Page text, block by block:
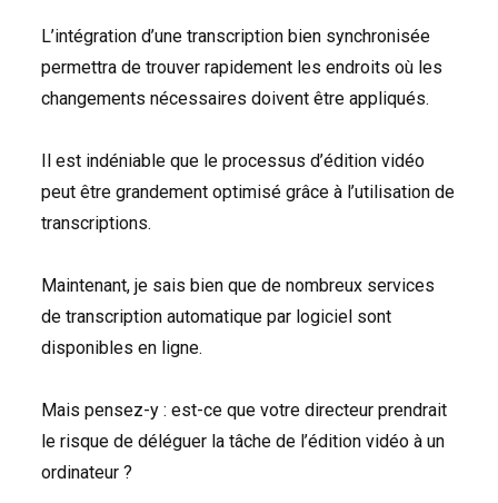
L’intégration d’une transcription bien synchronisée
permettra de trouver rapidement les endroits où les
changements nécessaires doivent être appliqués.
Il est indéniable que le processus d’édition vidéo
peut être grandement optimisé grâce à l’utilisation de
transcriptions.
Maintenant, je sais bien que de nombreux services
de transcription automatique par logiciel sont
disponibles en ligne.
Mais pensez-y : est-ce que votre directeur prendrait
le risque de déléguer la tâche de l’édition vidéo à un
ordinateur ?